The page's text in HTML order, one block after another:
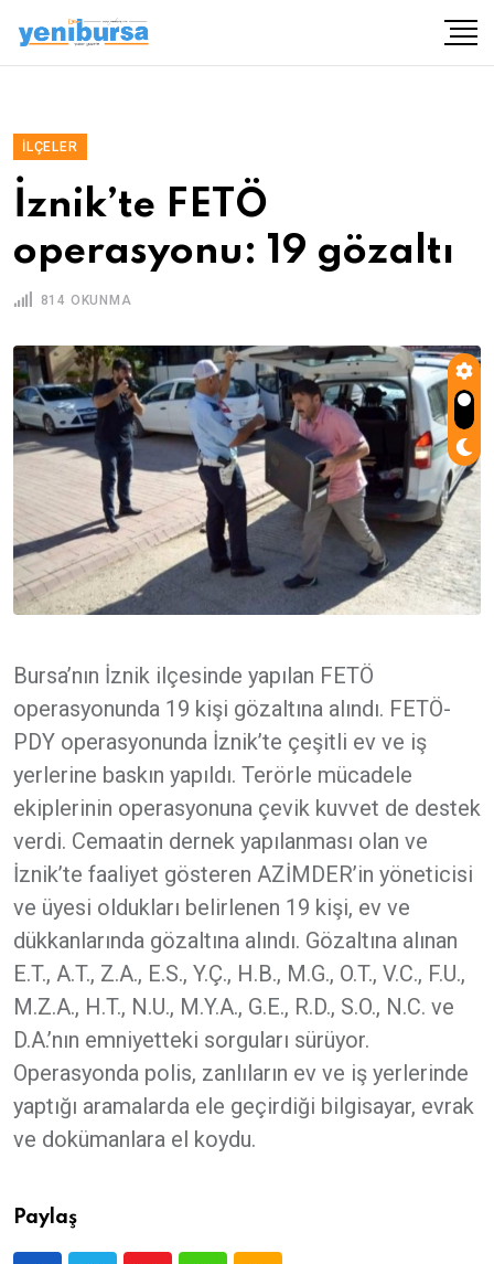
İLÇELER
İznik’te FETÖ
operasyonu: 19 gözaltı
814 OKUNMA
Bursa’nın İznik ilçesinde yapılan FETÖ
operasyonunda 19 kişi gözaltına alındı. FETÖ-
PDY operasyonunda İznik’te çeşitli ev ve iş
yerlerine baskın yapıldı. Terörle mücadele
ekiplerinin operasyonuna çevik kuvvet de destek
verdi. Cemaatin dernek yapılanması olan ve
İznik’te faaliyet gösteren AZİMDER’in yöneticisi
ve üyesi oldukları belirlenen 19 kişi, ev ve
dükkanlarında gözaltına alındı. Gözaltına alınan
E.T., A.T., Z.A., E.S., Y.Ç., H.B., M.G., O.T., V.C., F.U.,
M.Z.A., H.T., N.U., M.Y.A., G.E., R.D., S.O., N.C. ve
D.A.’nın emniyetteki sorguları sürüyor.
Operasyonda polis, zanlıların ev ve iş yerlerinde
yaptığı aramalarda ele geçirdiği bilgisayar, evrak
ve dokümanlara el koydu.
Paylaş